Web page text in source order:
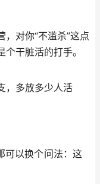
对你“不滥杀”这点
干脏活的打手。
，多放多少人活
可以换个问法：这